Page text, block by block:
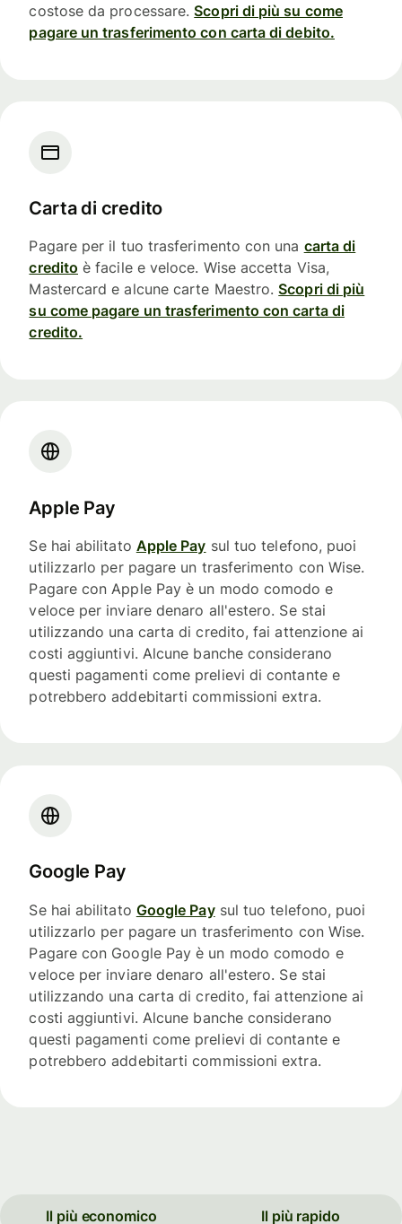
costose da processare.Scopri di più su come
pagare un trasferimento con carta di debito.
Carta di credito
Pagare per il tuo trasferimento con una carta di
credito è facile e veloce. Wise accetta Visa,
Mastercard e alcune carte Maestro.Scopri di più
su come pagare un trasferimento con carta di
credito.
Apple Pay
Se hai abilitato Apple Pay sul tuo telefono, puoi
utilizzarlo per pagare un trasferimento con Wise.
Pagare con Apple Pay è un modo comodo e
veloce per inviare denaro all'estero. Se stai
utilizzando una carta di credito, fai attenzione ai
costi aggiuntivi. Alcune banche considerano
questi pagamenti come prelievi di contante e
potrebbero addebitarti commissioni extra.
Google Pay
Se hai abilitato Google Paysul tuo telefono, puoi
utilizzarlo per pagare un trasferimento con Wise.
Pagare con Google Pay è un modo comodo e
veloce per inviare denaro all'estero. Se stai
utilizzando una carta di credito, fai attenzione ai
costi aggiuntivi. Alcune banche considerano
questi pagamenti come prelievi di contante e
potrebbero addebitarti commissioni extra.
Il più economico Il più rapido